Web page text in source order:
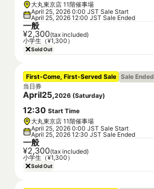
大丸東京店 11階催事場
April 25, 2026 0:00 JST Sale Start
April 25, 2026 12:00 JST Sale Ended
一般
¥2,300(tax included)
小学生（¥1,300）
Sold Out
First-Come, First-Served Sale Sale Ended
当日券
April25,2026 (Saturday)
12:30 Start Time
大丸東京店 11階催事場
April 25, 2026 0:00 JST Sale Start
April 25, 2026 12:30 JST Sale Ended
一般
¥2,300(tax included)
小学生（¥1,300）
Sold Out